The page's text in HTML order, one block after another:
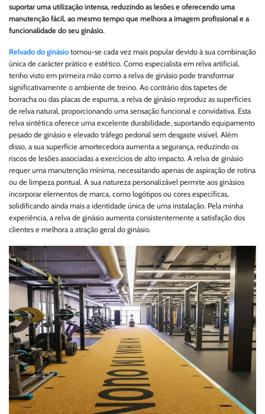
suportar uma utilização intensa, reduzindo as lesões e oferecendo uma
manutenção fácil, ao mesmo tempo que melhora a imagem profissional e a
funcionalidade do seu ginásio.
Relvado do ginásio tornou-se cada vez mais popular devido à sua combinação
única de carácter prático e estético. Como especialista em relva artificial,
tenho visto em primeira mão como a relva de ginásio pode transformar
significativamente o ambiente de treino. Ao contrário dos tapetes de
borracha ou das placas de espuma, a relva de ginásio reproduz as superfícies
de relva natural, proporcionando uma sensação funcional e convidativa. Esta
relva sintética oferece uma excelente durabilidade, suportando equipamento
pesado de ginásio e elevado tráfego pedonal sem desgaste visível. Além
disso, a sua superfície amortecedora aumenta a segurança, reduzindo os
riscos de lesões associadas a exercícios de alto impacto. A relva de ginásio
requer uma manutenção mínima, necessitando apenas de aspiração de rotina
ou de limpeza pontual. A sua natureza personalizável permite aos ginásios
incorporar elementos de marca, como logótipos ou cores específicas,
solidificando ainda mais a identidade única de uma instalação. Pela minha
experiência, a relva de ginásio aumenta consistentemente a satisfação dos
clientes e melhora a atração geral do ginásio.